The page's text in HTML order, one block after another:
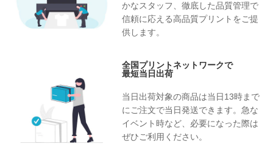
かなスタッフ、徹底した品質管理で
信頼に応える高品質プリントをご提
供します。
全国プリントネットワークで
最短当日出荷
当日出荷対象の商品は当日13時まで
にご注文で当日発送できます。急な
イベント時など、必要になった際は
ぜひご利用ください。